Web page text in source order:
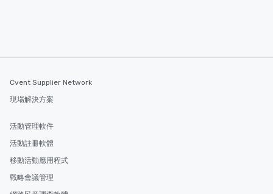
Cvent Supplier Network
現場解決方案
活動管理軟件
活動註冊軟體
移動活動應用程式
戰略會議管理